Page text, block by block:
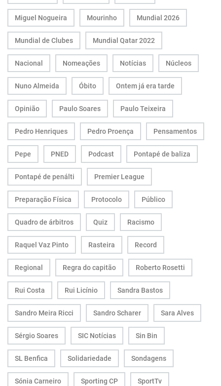
Miguel Nogueira Mourinho Mundial 2026
Mundial de Clubes Mundial Qatar 2022
Nacional Nomeações Notícias Núcleos
Nuno Almeida Óbito Ontem já era tarde
Opinião Paulo Soares Paulo Teixeira
Pedro Henriques Pedro Proença Pensamentos
Pepe PNED Podcast Pontapé de baliza
Pontapé de penálti Premier League
Preparação Física Protocolo Público
Quadro de árbitros Quiz Racismo
Raquel Vaz Pinto Rasteira Record
Regional Regra do capitão Roberto Rosetti
Rui Costa Rui Licínio Sandra Bastos
Sandro Meira Ricci Sandro Scharer Sara Alves
Sérgio Soares SIC Notícias Sin Bin
SL Benfica Solidariedade Sondagens
Sónia Carneiro Sporting CP SportTv